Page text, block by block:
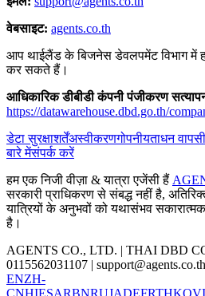
वेबसाइट: agents.co.th
आप थाईलैंड के बिजनेस डेवलपमेंट विभाग में
कर सकते हैं।
आधिकारिक डीबीडी कंपनी पंजीकरण
https://datawarehouse.dbd.go.th/
डेटा सुरक्षाशर्तेंअस्वीकरणगोपनीयताधन वापसी
बारे मेंसंपर्क करें
हम एक निजी वीज़ा & यात्रा एजेंसी हैं
सरकारी प्राधिकरण से संबद्ध नहीं है,
यात्रियों के अनुभवों को यथासंभव
है।
AGENTS CO., LTD. | THAI DBD
0115562031107 | support@agents.co.th
ENZH-
CNHIESARBNRUJADEFRTHKOVI